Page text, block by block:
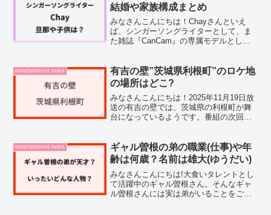
このニュースを見たと...
結婚や家族構成まとめ
みなさんこんにちは！Chayさんといえ
ば、シンガーソングライターとして、ま
た雑誌『CanCam』の専属モデルとして
恋をしてみました」のヒットや、リアリ
ティ番組『テラス...
entertainment-news
有吉の壁”茨城県利根町”のロケ地
の場所はどこ?
みなさんこんにちは！2025年11月19日放
送の有吉の壁では、茨城県の利根町が舞
台になっているようです。番組の次回予
のではないでしょうか。私自身も予告映
像を確認した際に...
entertainment-news
ギャル曽根の弟の職業(仕事)や年
齢は何歳？名前は雄大(ゆうだい)
みなさんこんにちは!大食いタレントとし
て活躍中のギャル曽根さん。そんなギャ
ル曽根さんには実は弟がいることをご存